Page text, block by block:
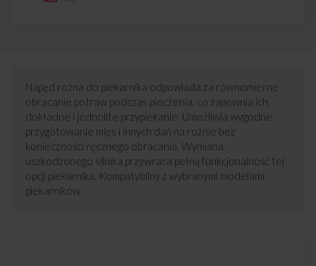
Napęd rożna do piekarnika odpowiada za równomierne
obracanie potraw podczas pieczenia, co zapewnia ich
dokładne i jednolite przypiekanie. Umożliwia wygodne
przygotowanie mięs i innych dań na rożnie bez
konieczności ręcznego obracania. Wymiana
uszkodzonego silnika przywraca pełną funkcjonalność tej
opcji piekarnika. Kompatybilny z wybranymi modelami
piekarników.